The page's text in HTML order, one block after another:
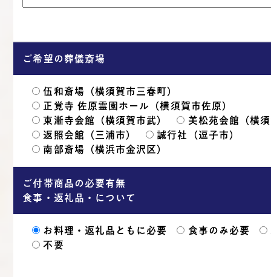
ご希望の葬儀斎場
伍和斎場（横須賀市三春町）
正覚寺 佐原霊園ホール（横須賀市佐原）
東漸寺会館（横須賀市武）
美松苑会館（横
返照会館（三浦市）
誠行社（逗子市）
南部斎場（横浜市金沢区）
ご付帯商品の必要有無
食事・返礼品・について
お料理・返礼品ともに必要 食事のみ必要
不要